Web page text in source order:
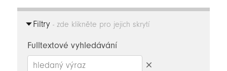
Feed
Filtry- zde klikněte pro jejich skrytí
Fulltextové vyhledávání